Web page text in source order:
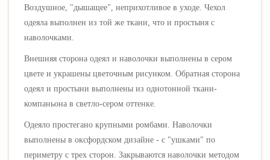
Воздушное, "дышащее", неприхотливое в уходе. Чехол
одеяла выполнен из той же ткани, что и простыня с
наволочками.
Внешняя сторона одеял и наволочки выполнены в сером
цвете и украшены цветочным рисунком. Обратная сторона
одеял и простыни выполнены из однотонной ткани-
компаньона в светло-сером оттенке.
Одеяло простегано крупными ромбами. Наволочки
выполнены в оксфордском дизайне - с "ушками" по
периметру с трех сторон. Закрываются наволочки методом